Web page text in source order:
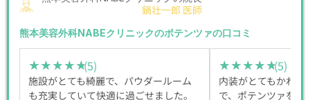
鍋壮一郎 医師
熊本美容外科NABEクリニックのポテンツァの口コミ
★★★★★
★★★★★(5)
施設がとても綺麗で、パウダールーム
も充実していて快適に過ごせました。
★★★★★
★★★★★(5)
内装がとてもかわい
で、ポテンツァを受